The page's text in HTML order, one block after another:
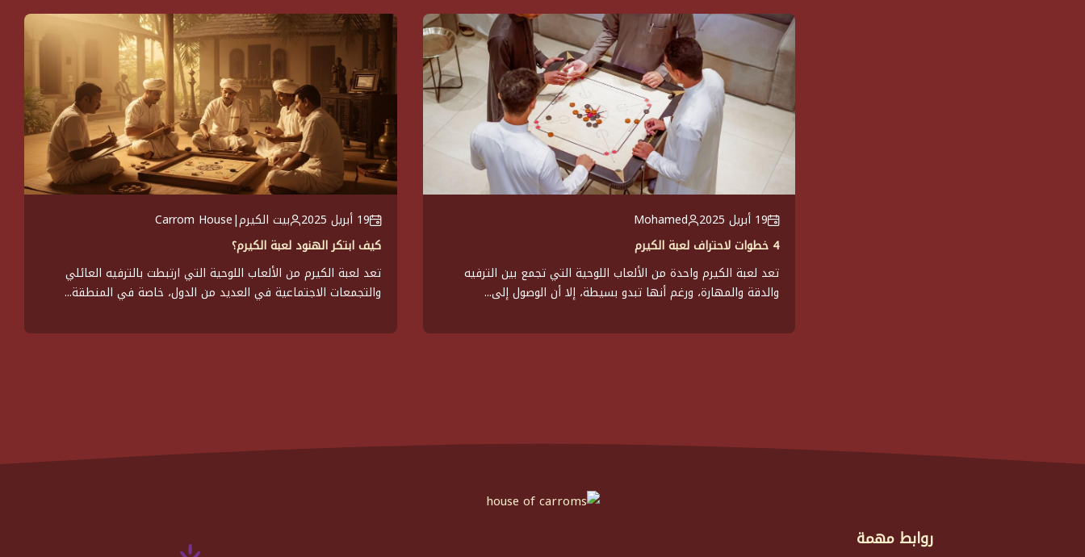
19 أبريل 2025
Mohamed
4 خطوات لاحتراف لعبة الكيرم
تعد لعبة الكيرم واحدة من الألعاب اللوحية التي تجمع بين الترفيه
والدقة والمهارة، ورغم أنها تبدو بسيطة، إلا أن الوصول إلى...
19 أبريل 2025
بيت الكيرم|Carrom House
كيف ابتكر الهنود لعبة الكيرم؟
تعد لعبة الكيرم من الألعاب اللوحية التي ارتبطت بالترفيه العائلي
والتجمعات الاجتماعية في العديد من الدول، خاصة في المنطقة...
روابط مهمة